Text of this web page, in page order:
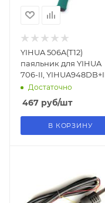
YIHUA 506A(T12)
паяльник для YIHUA
706-II,
YIHUA902D-IV
Достаточно
467 руб/шт
В КОРЗИНУ